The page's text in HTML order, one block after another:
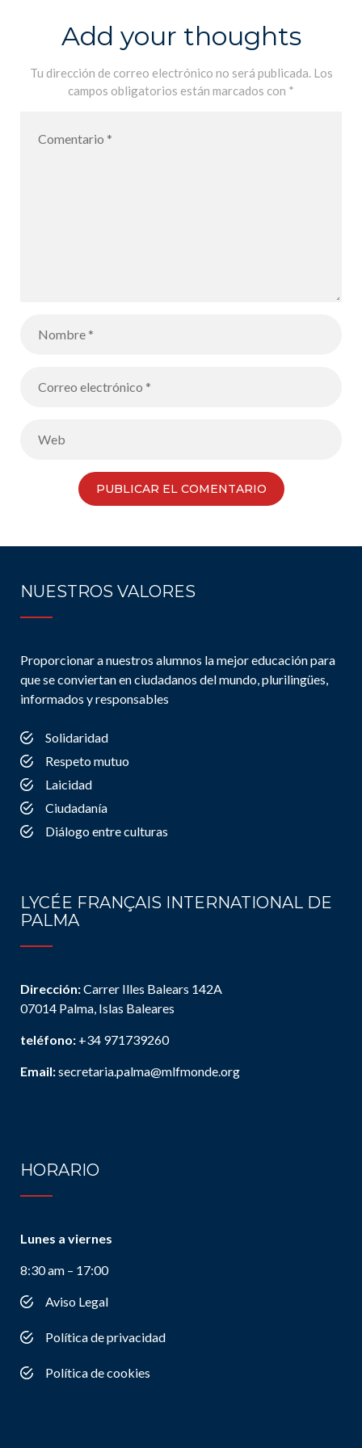
Add your thoughts
Tu dirección de correo electrónico no será publicada. Los
campos obligatorios están marcados con *
NUESTROS VALORES
Proporcionar a nuestros alumnos la mejor educación para
que se conviertan en ciudadanos del mundo, plurilingües,
informados y responsables
Solidaridad
Respeto mutuo
Laicidad
Ciudadanía
Diálogo entre culturas
LYCÉE FRANÇAIS INTERNATIONAL DE
PALMA
Dirección:Carrer Illes Balears 142A
07014 Palma, Islas Baleares
teléfono: +34 971739260
Email:secretaria.palma@mlfmonde.org
HORARIO
Lunes a viernes
8:30 am – 17:00
Aviso Legal
Política de privacidad
Política de cookies